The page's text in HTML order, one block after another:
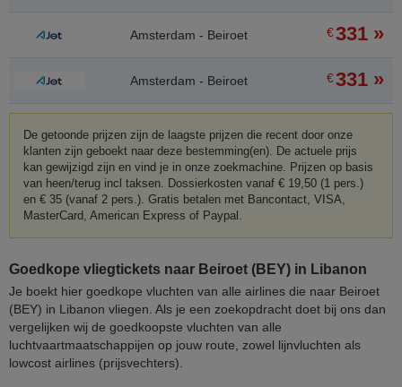
Amsterdam - Beiroet €331 »
Amsterdam - Beiroet €331 »
De getoonde prijzen zijn de laagste prijzen die recent door onze
klanten zijn geboekt naar deze bestemming(en). De actuele prijs
kan gewijzigd zijn en vind je in onze zoekmachine. Prijzen op basis
van heen/terug incl taksen. Dossierkosten vanaf € 19,50 (1 pers.)
en € 35 (vanaf 2 pers.). Gratis betalen met Bancontact, VISA,
MasterCard, American Express of Paypal.
Goedkope vliegtickets naar Beiroet (BEY) in Libanon
Je boekt hier goedkope vluchten van alle airlines die naar Beiroet
(BEY) in Libanon vliegen. Als je een zoekopdracht doet bij ons dan
vergelijken wij de goedkoopste vluchten van alle
luchtvaartmaatschappijen op jouw route, zowel lijnvluchten als
lowcost airlines (prijsvechters).